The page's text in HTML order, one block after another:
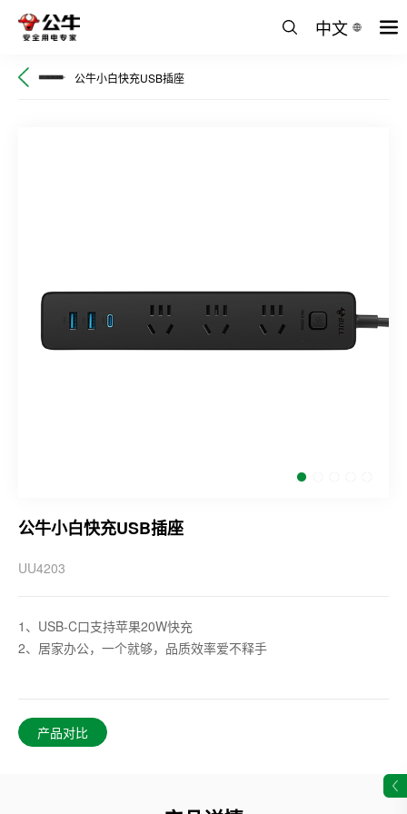
中文
公牛小白快充USB插座
公牛小白快充USB插座
UU4203
1、USB-C口支持苹果20W快充
2、居家办公，一个就够，品质效率爱不释手
产品对比